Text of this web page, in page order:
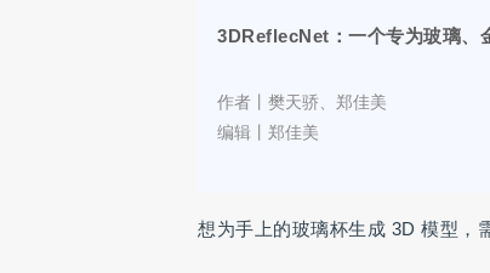
3DReflecNet：一个专为玻璃、
作者丨 樊天骄、郑佳美
编辑丨郑佳美
想为手上的玻璃杯生成 3D 模型，